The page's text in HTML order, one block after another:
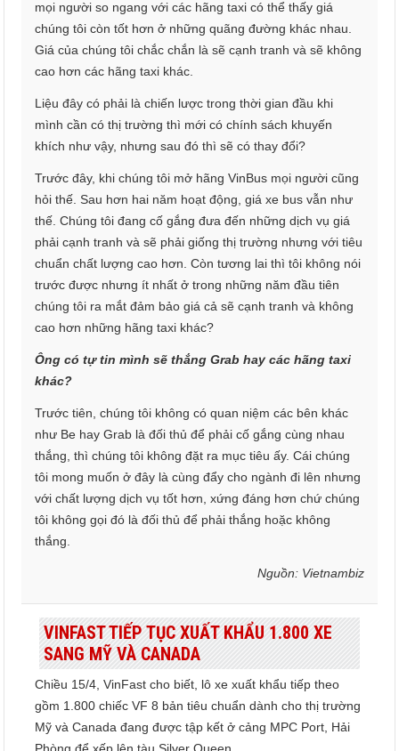
mọi người so ngang với các hãng taxi có thể thấy giá
chúng tôi còn tốt hơn ở những quãng đường khác nhau.
Giá của chúng tôi chắc chắn là sẽ cạnh tranh và sẽ không
cao hơn các hãng taxi khác.
Liệu đây có phải là chiến lược trong thời gian đầu khi
mình cần có thị trường thì mới có chính sách khuyến
khích như vậy, nhưng sau đó thì sẽ có thay đổi?
Trước đây, khi chúng tôi mở hãng VinBus mọi người cũng
hỏi thế. Sau hơn hai năm hoạt động, giá xe bus vẫn như
thế. Chúng tôi đang cố gắng đưa đến những dịch vụ giá
phải cạnh tranh và sẽ phải giống thị trường nhưng với tiêu
chuẩn chất lượng cao hơn. Còn tương lai thì tôi không nói
trước được nhưng ít nhất ở trong những năm đầu tiên
chúng tôi ra mắt đảm bảo giá cả sẽ cạnh tranh và không
cao hơn những hãng taxi khác?
Ông có tự tin mình sẽ thắng Grab hay các hãng taxi
khác?
Trước tiên, chúng tôi không có quan niệm các bên khác
như Be hay Grab là đối thủ để phải cố gắng cùng nhau
thắng, thì chúng tôi không đặt ra mục tiêu ấy. Cái chúng
tôi mong muốn ở đây là cùng đẩy cho ngành đi lên nhưng
với chất lượng dịch vụ tốt hơn, xứng đáng hơn chứ chúng
tôi không gọi đó là đối thủ để phải thắng hoặc không
thắng.
Nguồn: Vietnambiz
VINFAST TIẾP TỤC XUẤT KHẨU 1.800 XE
SANG MỸ VÀ CANADA
Chiều 15/4, VinFast cho biết, lô xe xuất khẩu tiếp theo
gồm 1.800 chiếc VF 8 bản tiêu chuẩn dành cho thị trường
Mỹ và Canada đang được tập kết ở cảng MPC Port, Hải